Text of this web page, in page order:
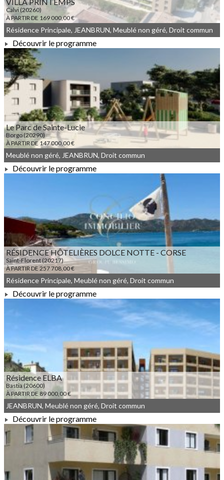
Calvi (20260)
À PARTIR DE 169 000,00 €
À PARTIR DE 169 000,00 €
Résidence Principale, JEANBRUN, Meublé non géré, Droit commun
Découvrir le programme
Le Parc de Sainte-Lucie
Borgo (20290)
À PARTIR DE 147 000,00 €
À PARTIR DE 147 000,00 €
Meublé non géré, JEANBRUN, Droit commun
Découvrir le programme
RÉSIDENCE HÔTELIÈRES DOLCE NOTTE - CORSE
Saint-Florent (20217)
À PARTIR DE 257 708,00 €
À PARTIR DE 257 708,00 €
Résidence Principale, Meublé non géré, Droit commun
Découvrir le programme
Résidence ELBA
Bastia (20600)
À PARTIR DE 89 000,00 €
À PARTIR DE 89 000,00 €
JEANBRUN, Meublé non géré, Droit commun
Découvrir le programme